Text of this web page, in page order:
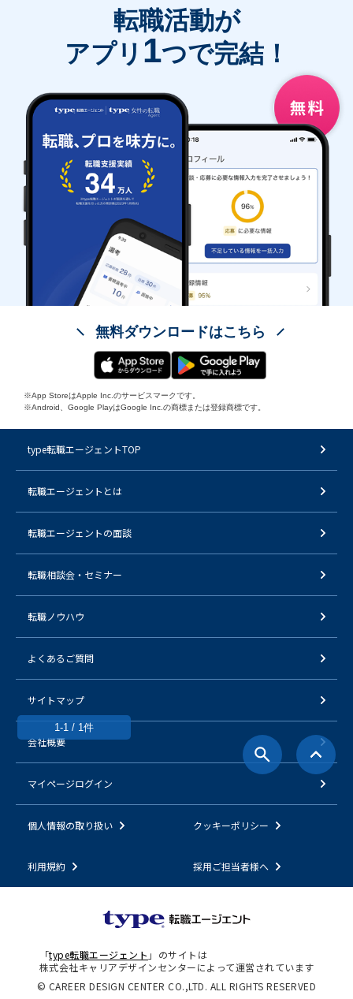
1-1 / 1件
転職活動が
アプリ 1つで完結！
無料ダウンロードはこちら
※App StoreはApple Inc.のサービスマークです。
※Android、Google PlayはGoogle Inc.の商標または登録商標です。
type転職エージェントTOP
転職エージェントとは
転職エージェントの面談
転職相談会・セミナー
転職ノウハウ
よくあるご質問
サイトマップ
会社概要
マイページログイン
個人情報の取り扱い クッキーポリシー
利用規約 採用ご担当者様へ
「type転職エージェント 」のサイトは
株式会社キャリアデザインセンターによって運営されています
© CAREER DESIGN CENTER CO.,LTD. ALL RIGHTS RESERVED